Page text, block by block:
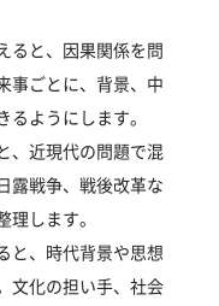
ると、因果関係を問
事ごとに、背景、中
ようにします。
、近現代の問題で混
露戦争、戦後改革な
します。
と、時代背景や思想
文化の担い手、社会